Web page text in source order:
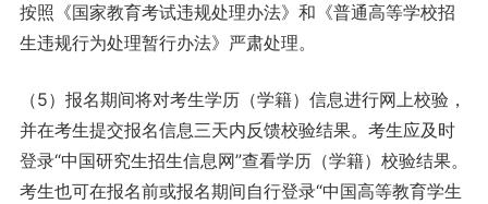
按照《国家教育考试违规处理办法》和《普通高等学校招
生违规行为处理暂行办法》严肃处理。
（5）报名期间将对考生学历（学籍）信息进行网上校验，
并在考生提交报名信息三天内反馈校验结果。考生应及时
登录“中国研究生招生信息网”查看学历（学籍）校验结果。
考生也可在报名前或报名期间自行登录“中国高等教育学生